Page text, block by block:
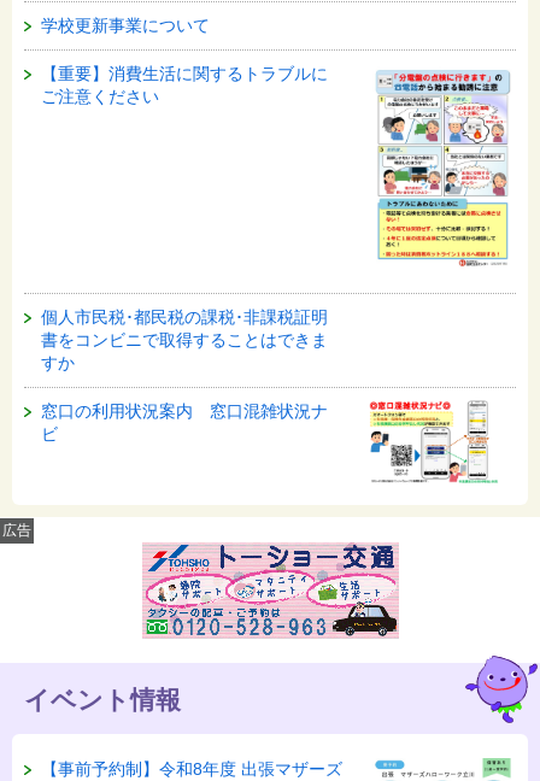
学校更新事業について
【重要】消費生活に関するトラブルに
ご注意ください
個人市民税･都民税の課税･非課税証明
書をコンビニで取得することはできま
すか
窓口の利用状況案内 窓口混雑状況ナ
ビ
広告
イベント情報
【事前予約制】令和8年度 出張マザーズ